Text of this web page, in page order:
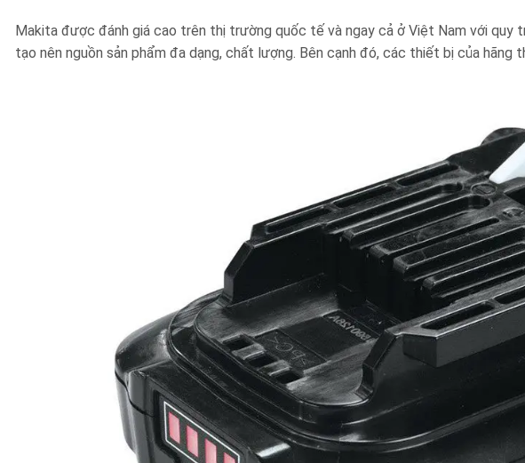
Makita được đánh giá cao trên thị trường quốc tế và ngay cả ở Việt Nam với quy
tạo nên nguồn sản phẩm đa dạng, chất lượng. Bên cạnh đó, các thiết bị của